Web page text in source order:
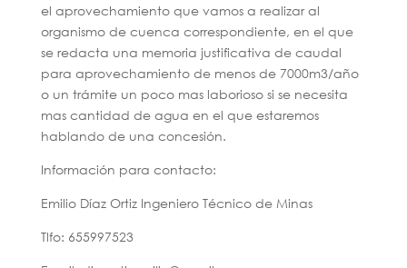
el aprovechamiento que vamos a realizar al
organismo de cuenca correspondiente, en el que
se redacta una memoria justificativa de caudal
para aprovechamiento de menos de 7000m3/año
o un trámite un poco mas laborioso si se necesita
mas cantidad de agua en el que estaremos
hablando de una concesión.
Información para contacto:
Emilio Díaz Ortiz Ingeniero Técnico de Minas
Tlfo: 655997523